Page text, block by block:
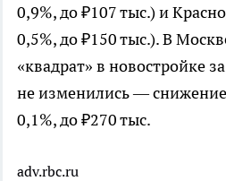
0,9%, до ₽107 тыс.) и
0,5%, до ₽150 тыс.). В
«квадрат» в новостройке
не изменились — снижение
0,1%, до ₽270 тыс.
adv.rbc.ru